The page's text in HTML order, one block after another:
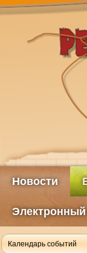
Новости
Электронный
Календарь событий